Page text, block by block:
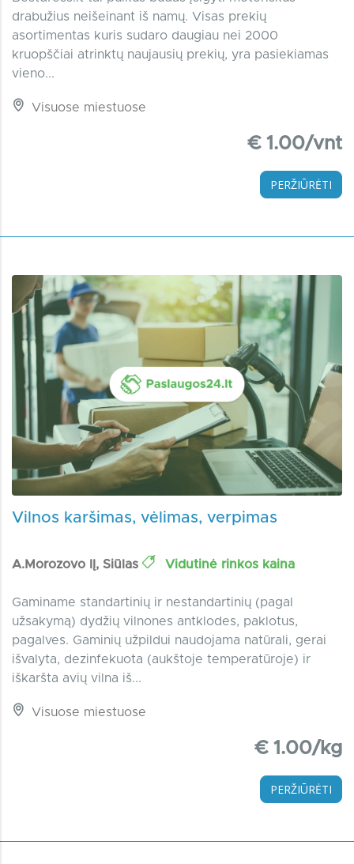
drabužius neišeinant iš namų. Visas prekių
asortimentas kuris sudaro daugiau nei 2000
kruopščiai atrinktų naujausių prekių, yra pasiekiamas
vieno...
Visuose miestuose
€ 1.00/vnt
PERŽIŪRĖTI
Vilnos karšimas, vėlimas, verpimas
A.Morozovo IĮ, Siūlas Vidutinė rinkos kaina
Gaminame standartinių ir nestandartinių (pagal
užsakymą) dydžių vilnones antklodes, paklotus,
pagalves. Gaminių užpildui naudojama natūrali, gerai
išvalyta, dezinfekuota (aukštoje temperatūroje) ir
iškaršta avių vilna iš...
Visuose miestuose
€ 1.00/kg
PERŽIŪRĖTI